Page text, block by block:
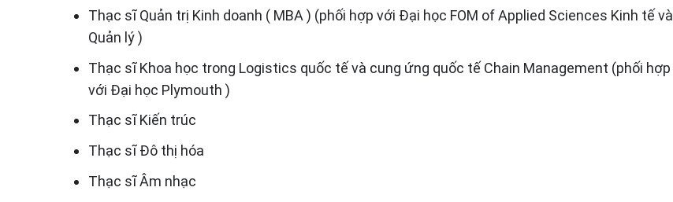
Thạc sĩ Quản trị Kinh doanh ( MBA ) (phối hợp với Đại học FOM of Applied Sciences Kinh tế và
Quản lý )
Thạc sĩ Khoa học trong Logistics quốc tế và cung ứng quốc tế Chain Management (phối hợp
với Đại học Plymouth )
Thạc sĩ Kiến trúc
Thạc sĩ Đô thị hóa
Thạc sĩ Âm nhạc